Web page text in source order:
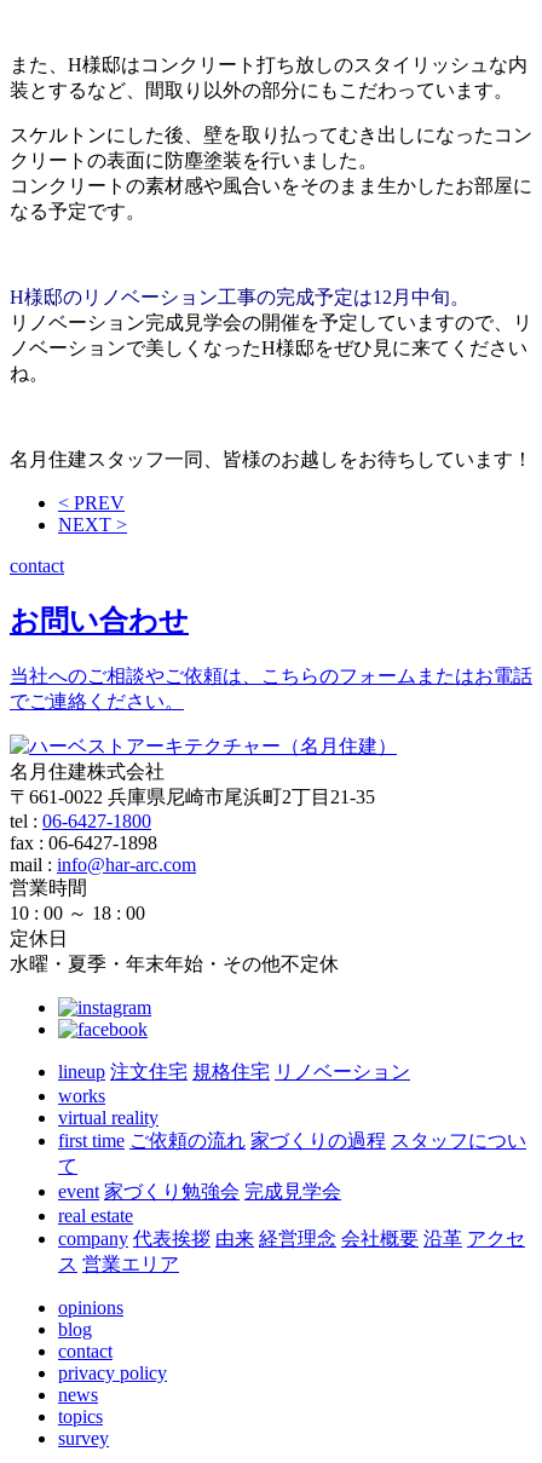
また、H様邸はコンクリート打ち放しのスタイリッシュな内
装とするなど、間取り以外の部分にもこだわっています。
スケルトンにした後、壁を取り払ってむき出しになったコン
クリートの表面に防塵塗装を行いました。
コンクリートの素材感や風合いをそのまま生かしたお部屋に
なる予定です。
H様邸のリノベーション工事の完成予定は12月中旬。
リノベーション完成見学会の開催を予定していますので、リ
ノベーションで美しくなったH様邸をぜひ見に来てください
ね。
名月住建スタッフ一同、皆様のお越しをお待ちしています！
< PREV
NEXT >
contact
お問い合わせ
当社へのご相談やご依頼は、こちらのフォームまたはお電話
でご連絡ください。
名月住建株式会社
〒661-0022 兵庫県尼崎市尾浜町2丁目21-35
tel : 06-6427-1800
fax : 06-6427-1898
mail : info@har-arc.com
営業時間
10 : 00 ～ 18 : 00
定休日
水曜・夏季・年末年始・その他不定休
lineup 注文住宅 規格住宅 リノベーション
works
virtual reality
first time ご依頼の流れ 家づくりの過程 スタッフについ
て
event 家づくり勉強会 完成見学会
real estate
company 代表挨拶 由来 経営理念 会社概要 沿革 アクセ
ス 営業エリア
opinions
blog
contact
privacy policy
news
topics
survey